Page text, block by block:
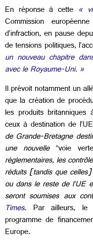
En réponse à cette «
Commission
d’infraction, en pause
de tensions politiques,
un nouveau chapitre
avec le Royaume-Uni. »
Il prévoit notamment un
que la création de
les produits
ceux à destination de
de Grande-Bretagne
une nouvelle “voie
réglementaires, les
réduits [tandis que
ou dans le reste de l’UE
seront soumises aux
Times. Par ailleurs, le
programme de
Europe.